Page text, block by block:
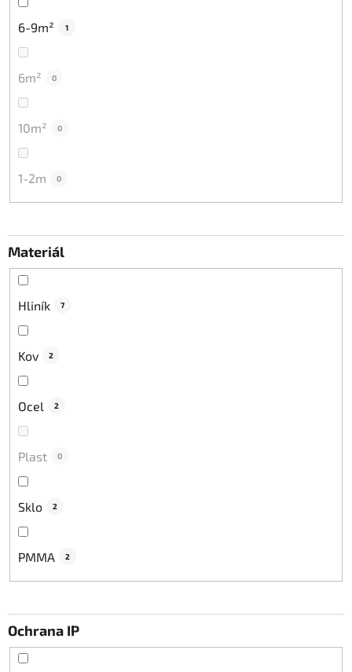
6-9m² 1
6m² 0
10m² 0
1-2m 0
Materiál
Hliník 7
Kov 2
Ocel 2
Plast 0
Sklo 2
PMMA 2
Ochrana IP